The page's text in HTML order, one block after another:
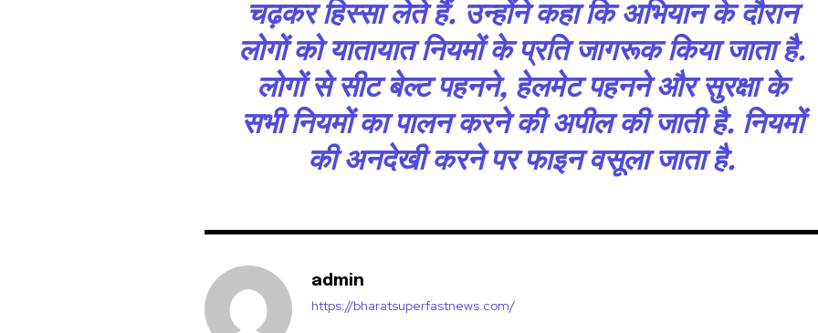
चढ़कर हिस्सा लेते हैं. उन्होंने कहा कि अभियान के दौरान
लोगों को यातायात नियमों के प्रति जागरूक किया जाता है.
लोगों से सीट बेल्ट पहनने, हेलमेट पहनने और सुरक्षा के
सभी नियमों का पालन करने की अपील की जाती है. नियमों
की अनदेखी करने पर फाइन वसूला जाता है.
admin
https://bharatsuperfastnews.com/